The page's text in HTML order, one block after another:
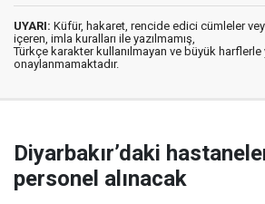
UYARI: Küfür, hakaret, rencide edici cümleler
içeren, imla kuralları ile yazılmamış,
Türkçe karakter kullanılmayan ve büyük harflerle
onaylanmamaktadır.
Diyarbakır’daki
personel alınacak